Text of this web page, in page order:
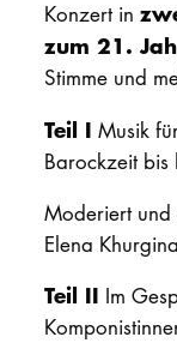
Konzert in
zum 21.
Stimme und
Teil I Musik
Barockzeit bis
Moderiert
Elena Khurgina
Teil II Im